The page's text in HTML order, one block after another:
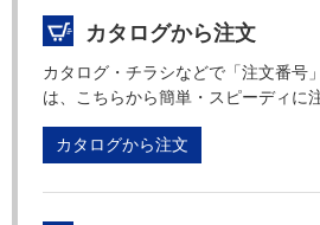
カタログから注文
カタログ・チラシなどで「注文番号
は、こちらから簡単・スピーディに
カタログから注文